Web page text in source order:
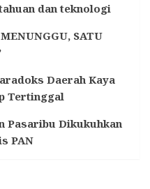
dan teknologi
SATU
Daerah Kaya
Tertinggal
Pasaribu Dikukuhkan
PAN